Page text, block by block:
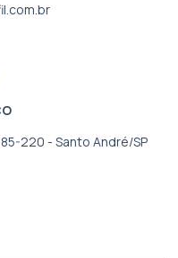
220 - Santo André/SP